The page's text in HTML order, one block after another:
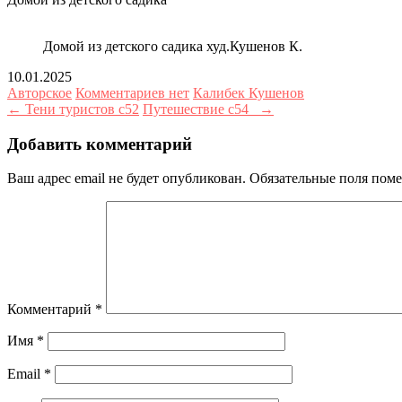
Домой из детского садика худ.Кушенов К.
10.01.2025
Авторское Комментариев нет Калибек Кушенов
← Тени туристов с52 Путешествие с54_ →
Добавить комментарий
Ваш адрес email не будет опубликован. Обязательные поля
Комментарий *
Имя *
Email *